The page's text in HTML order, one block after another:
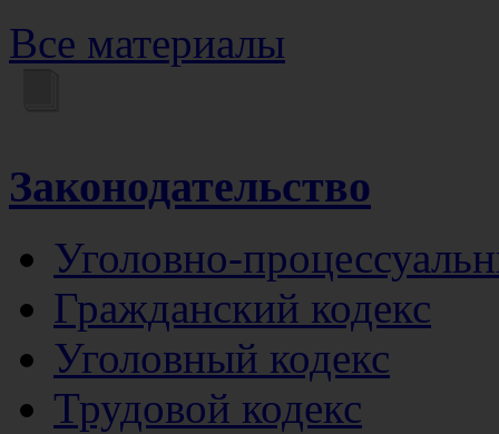
Все материалы
Законодательство
Уголовно-
Гражданский кодекс
Уголовный кодекс
Трудовой кодекс